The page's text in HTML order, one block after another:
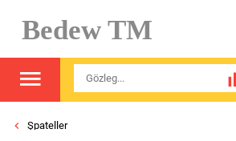
Bedew TM
Şpateller